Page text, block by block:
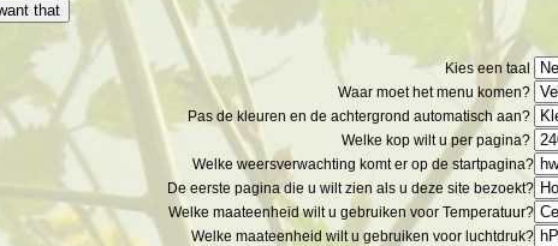
that
Kies een taal
Waar moet het menu komen?
Pas de kleuren en de achtergrond automatisch aan?
Welke kop wilt u per pagina?
Welke weersverwachting komt er op de startpagina?
De eerste pagina die u wilt zien als u deze site bezoekt?
Welke maateenheid wilt u gebruiken voor Temperatuur?
Welke maateenheid wilt u gebruiken voor luchtdruk?